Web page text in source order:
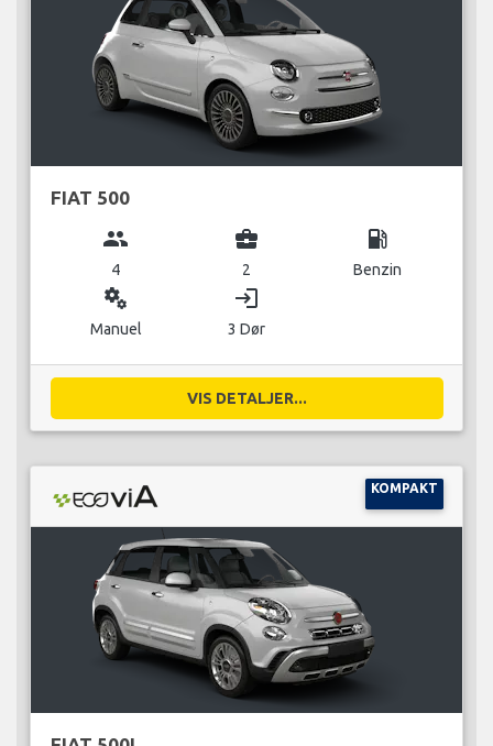
FIAT 500
group
4
business_center
2
local_gas_station
Benzin
miscellaneous_services
Manuel
login
3 Dør
VIS DETALJER...
KOMPAKT